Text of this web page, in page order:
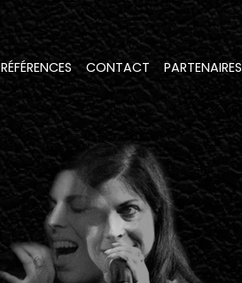
RÉFÉRENCES CONTACT PARTENAIRES